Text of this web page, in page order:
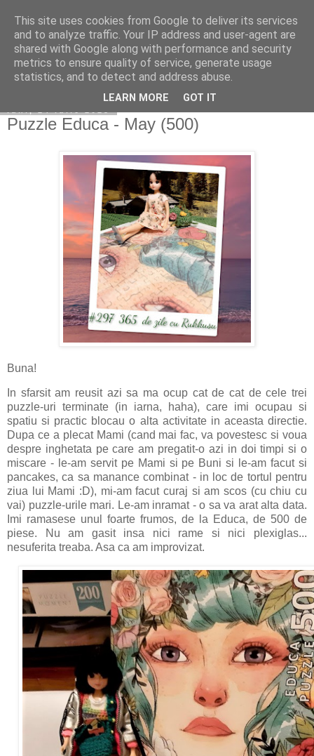
Copilarim
Puzzle Educa - May (500)
Buna!
In sfarsit am reusit azi sa ma ocup cat de cat de cele trei
puzzle-uri terminate (in iarna, haha), care imi ocupau si
spatiu si practic blocau o alta activitate in aceasta directie.
Dupa ce a plecat Mami (cand mai fac, va povestesc si voua
despre inghetata pe care am pregatit-o azi in doi timpi si o
miscare - le-am servit pe Mami si pe Buni si le-am facut si
pancakes, ca sa manance combinat - in loc de tortul pentru
ziua lui Mami :D), mi-am facut curaj si am scos (cu chiu cu
vai) puzzle-urile mari. Le-am inramat - o sa va arat alta data.
Imi ramasese unul foarte frumos, de la Educa, de 500 de
piese. Nu am gasit insa nici rame si nici plexiglas...
nesuferita treaba. Asa ca am improvizat.
This site uses cookies from Google to deliver its services
and to analyze traffic. Your IP address and user-agent are
shared with Google along with performance and security
metrics to ensure quality of service, generate usage
statistics, and to detect and address abuse.
LEARN MORE GOT IT